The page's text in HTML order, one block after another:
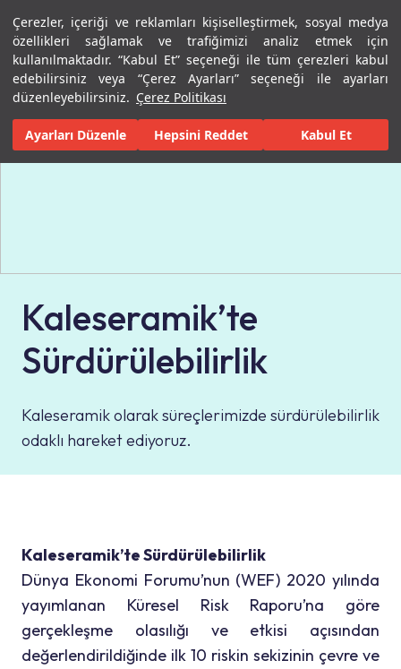
Çerezler, içeriği ve reklamları kişiselleştirmek, sosyal medya
özellikleri sağlamak ve trafiğimizi analiz etmek için
kullanılmaktadır. “Kabul Et” seçeneği ile tüm çerezleri kabul
edebilirsiniz veya “Çerez Ayarları” seçeneği ile ayarları
düzenleyebilirsiniz. Çerez Politikası
Ayarları Düzenle Hepsini Reddet Kabul Et
Menü Menü
Ana Sayfa Sürdürülebilirlik
Kaleseramik’te
Sürdürülebilirlik
Kaleseramik olarak süreçlerimizde sürdürülebilirlik
odaklı hareket ediyoruz.
Kaleseramik’te Sürdürülebilirlik
Dünya Ekonomi Forumu’nun (WEF) 2020 yılında
yayımlanan Küresel Risk Raporu’na göre
gerçekleşme olasılığı ve etkisi açısından
değerlendirildiğinde ilk 10 riskin sekizinin çevre ve